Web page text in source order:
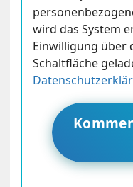
wird das System
Einwilligung über
Schaltfläche